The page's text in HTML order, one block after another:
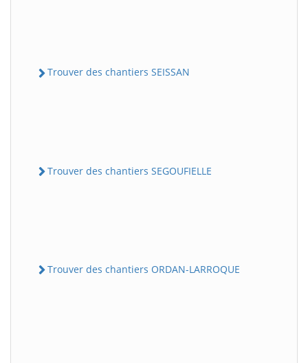
Trouver des chantiers SEISSAN
Trouver des chantiers SEGOUFIELLE
Trouver des chantiers ORDAN-LARROQUE